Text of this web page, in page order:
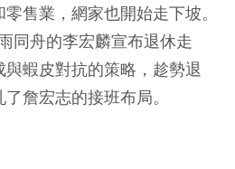
售業，網家也開始走下坡。
同舟的李宏麟宣布退休走
蝦皮對抗的策略，趁勢退
詹宏志的接班布局。